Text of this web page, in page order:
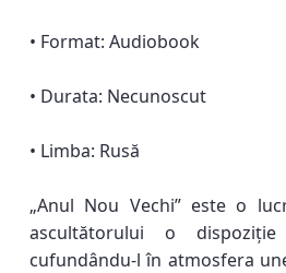
• Format: Audiobook
• Durata: Necunoscut
• Limba: Rusă
„Anul Nou Vechi” este o
ascultătorului o
cufundându-l în atmosfera